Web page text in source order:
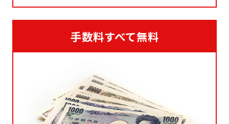
手数料すべて無料